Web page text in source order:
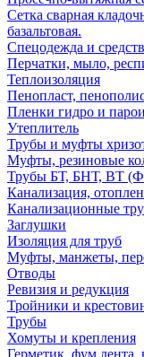
Сетка сварная
базальтовая.
Спецодежда и
Перчатки, мыло,
Теплоизоляция
Пенопласт,
Пленки гидро и
Утеплитель
Трубы и муфты
Муфты, резиновые
Трубы БТ, БНТ, ВТ
Канализация,
Канализационные
Заглушки
Изоляция для труб
Муфты, манжеты,
Отводы
Ревизия и редукция
Тройники и
Трубы
Хомуты и крепления
Герметик, фум лента,